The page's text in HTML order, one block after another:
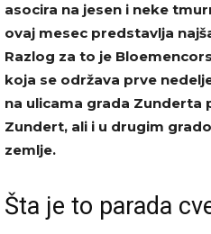
asocira na jesen i neke
ovaj mesec predstavlja
Razlog za to je
koja se održava prve
na ulicama grada Zunderta
Zundert, ali i u drugim
zemlje.
Šta je to parada